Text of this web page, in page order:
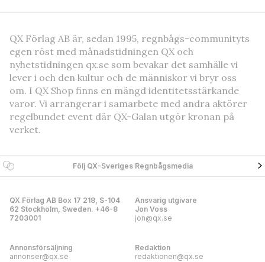
QX Förlag AB är, sedan 1995, regnbågs-communityts
egen röst med månadstidningen QX och
nyhetstidningen qx.se som bevakar det samhälle vi
lever i och den kultur och de människor vi bryr oss
om. I QX Shop finns en mängd identitetsstärkande
varor. Vi arrangerar i samarbete med andra aktörer
regelbundet event där QX-Galan utgör kronan på
verket.
Följ QX-Sveriges Regnbågsmedia
QX Förlag AB Box 17 218, S-104
62 Stockholm, Sweden. +46-8
7203001
Ansvarig utgivare
Jon Voss
jon@qx.se
Annonsförsäljning
annonser@qx.se
Redaktion
redaktionen@qx.se